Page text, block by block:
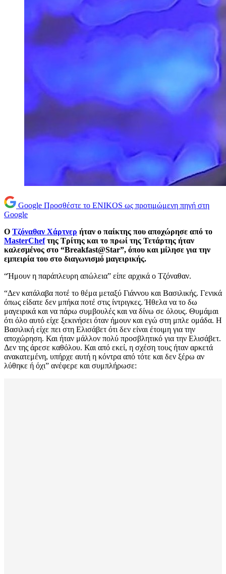
Google Προσθέστε το ENIKOS ως προτιμώμενη πηγή στη
Google
Ο Τζόναθαν Χάρτνερ ήταν ο παίκτης που αποχώρησε από το
MasterChefτης Τρίτης και το πρωί της Τετάρτης ήταν
καλεσμένος στο “Breakfast@Star”, όπου και μίλησε για την
εμπειρία του στο διαγωνισμό μαγειρικής.
“Ήμουν η παράπλευρη απώλεια” είπε αρχικά ο Τζόναθαν.
“Δεν κατάλαβα ποτέ το θέμα μεταξύ Γιάννου και Βασιλικής. Γενικά
όπως είδατε δεν μπήκα ποτέ στις ίντριγκες. Ήθελα να το δω
μαγειρικά και να πάρω συμβουλές και να δίνω σε όλους. Θυμάμαι
ότι όλο αυτό είχε ξεκινήσει όταν ήμουν και εγώ στη μπλε ομάδα. Η
Βασιλική είχε πει στη Ελισάβετ ότι δεν είναι έτοιμη για την
αποχώρηση. Και ήταν μάλλον πολύ προσβλητικό για την Ελισάβετ.
Δεν της άρεσε καθόλου. Και από εκεί, η σχέση τους ήταν αρκετά
ανακατεμένη, υπήρχε αυτή η κόντρα από τότε και δεν ξέρω αν
λύθηκε ή όχι” ανέφερε και συμπλήρωσε: